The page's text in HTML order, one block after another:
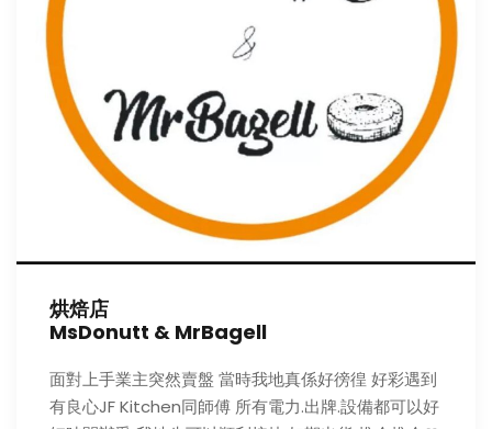
烘焙店
MsDonutt & MrBagell
面對上手業主突然賣盤 當時我地真係好徬徨 好彩遇到
有良心JF Kitchen同師傅 所有電力.出牌.設備都可以好